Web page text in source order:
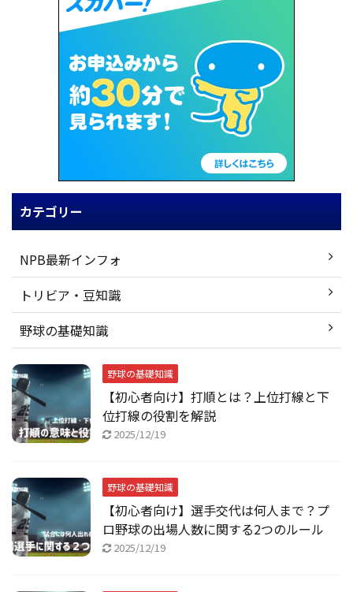
カテゴリー
NPB最新インフォ
トリビア・豆知識
野球の基礎知識
野球の基礎知識
【初心者向け】打順とは？上位打線と下
位打線の役割を解説
2025/12/19
野球の基礎知識
【初心者向け】選手交代は何人まで？プ
ロ野球の出場人数に関する2つのルール
2025/12/19